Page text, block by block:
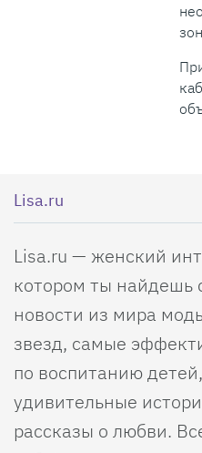
Lisa.ru
Lisa.ru — женский
котором ты найдешь
новости из мира
звезд, самые
по воспитанию
удивительные
рассказы о любви.